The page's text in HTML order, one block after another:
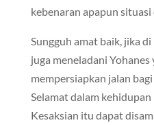
kebenaran apapun
Sungguh amat baik, jika
juga meneladani Yohanes
mempersiapkan jalan
Selamat dalam
Kesaksian itu dapat